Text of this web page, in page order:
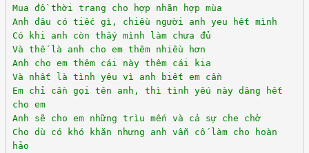
Mua đồ thời trang cho hợp nhãn hợp mùa
Anh đâu có tiếc gì, chiều người anh yeu hết mình
Có khi anh còn thấy mình làm chưa đủ
Và thế là anh cho em thêm nhiều hơn
Anh cho em thêm cái này thêm cái kia
Và nhất là tình yêu vì anh biết em cần
Em chỉ cần gọi tên anh, thì tình yếu này dâng hết
cho em
Anh sẽ cho em những trìu mến và cả sự che chở
Cho dù có khó khăn nhưng anh vẫn cố làm cho hoàn
hảo